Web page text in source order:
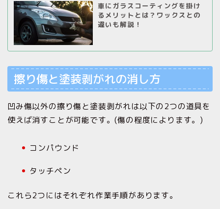
車にガラスコーティングを掛け
るメリットとは？ワックスとの
違いも解説！
擦り傷と塗装剥がれの消し方
凹み傷以外の擦り傷と塗装剥がれは以下の2つの道具を
使えば消すことが可能です。(傷の程度によります。)
コンパウンド
タッチペン
これら2つにはそれぞれ作業手順があります。